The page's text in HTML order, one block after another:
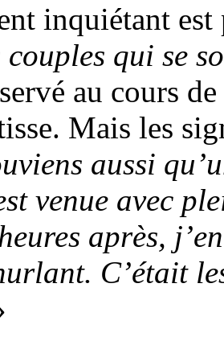
inquiétant
couples qui se
au cours de
Mais les
aussi
venue avec
après,
C’était